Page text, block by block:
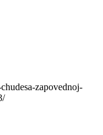
zapovednoj-